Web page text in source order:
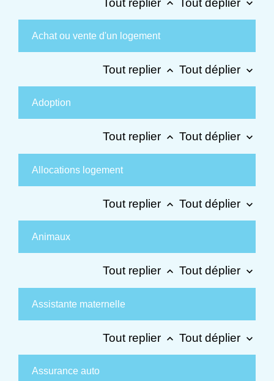
keyboard_arrow_up keyboard_arrow_down
Achat ou vente d'un logement
Tout replier keyboard_arrow_up Tout déplier keyboard_arrow_down
Adoption
Tout replier keyboard_arrow_up Tout déplier keyboard_arrow_down
Allocations logement
Tout replier keyboard_arrow_up Tout déplier keyboard_arrow_down
Animaux
Tout replier keyboard_arrow_up Tout déplier keyboard_arrow_down
Assistante maternelle
Tout replier keyboard_arrow_up Tout déplier keyboard_arrow_down
Assurance auto